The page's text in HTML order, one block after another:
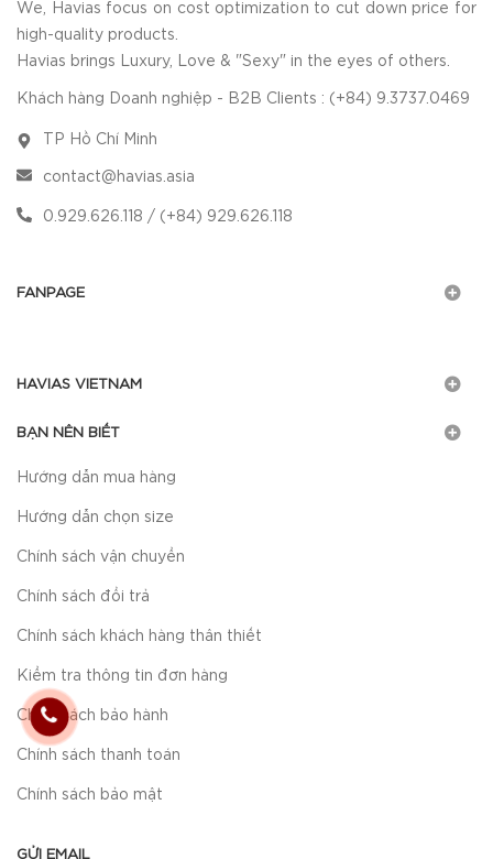
We, Havias focus on cost optimization to cut down price for
high-quality products.
Havias brings Luxury, Love & "Sexy" in the eyes of others.
Khách hàng Doanh nghiệp - B2B Clients : (+84) 9.3737.0469
TP Hồ Chí Minh
contact@havias.asia
0.929.626.118 / (+84) 929.626.118
FANPAGE
HAVIAS VIETNAM
BẠN NÊN BIẾT
Hướng dẫn mua hàng
Hướng dẫn chọn size
Chính sách vận chuyển
Chính sách đổi trả
Chính sách khách hàng thân thiết
Kiểm tra thông tin đơn hàng
Chính sách bảo hành
Chính sách thanh toán
Chính sách bảo mật
GỬI EMAIL